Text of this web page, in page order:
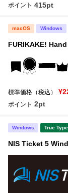
ポイント 415pt
macOS Windows
FURIKAKE!
標準価格（税込）
ポイント 2pt
Windows True
NIS Ticket 5